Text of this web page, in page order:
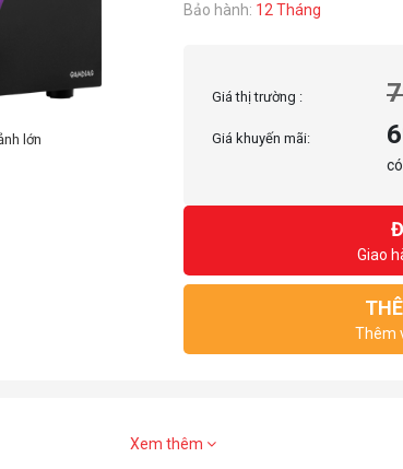
lớn
Bảo hành: 12 Tháng
Giá thị trường :
Giá khuyến mãi:
Giao
Thêm
Xem thêm